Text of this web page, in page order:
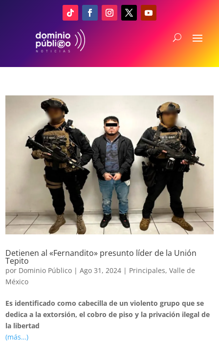
Detienen al «Fernandito» presunto líder de la Unión
Tepito
por Dominio Público |Ago 31, 2024 | Principales,Valle de
México
Es identificado como cabecilla de un violento grupo que se
dedica a la extorsión, el cobro de piso y la privación ilegal de
la libertad
(más…)